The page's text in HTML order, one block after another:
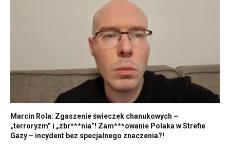
Marcin Rola: Zgaszenie świeczek chanukowych –
„terroryzm” i „zbr***nia”! Zam***owanie Polaka w Strefie
Gazy – incydent bez specjalnego znaczenia?!